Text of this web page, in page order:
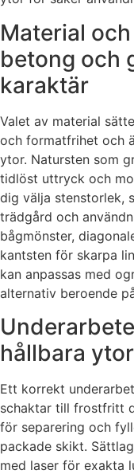
Material
betong och
karaktär
Valet av material
och formatfrihet och
ytor. Natursten som
tidlöst uttryck och
dig välja stenstorlek,
trädgård och
bågmönster,
kantsten för skarpa
kan anpassas med
alternativ beroende
hållbara
Ett korrekt
schaktar till frostfritt
för separering och
packade skikt.
med laser för exakta